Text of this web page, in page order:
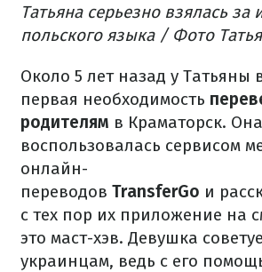
Татьяна серьезно взялась за
польского языка / Фото
Около 5 лет назад у Татьяны
первая необходимость
родителям в Краматорск. Она
воспользовалась сервисом
онлайн-
переводов TransferGo и
с тех пор их приложение на
это маст-хэв. Девушка
украинцам, ведь с его